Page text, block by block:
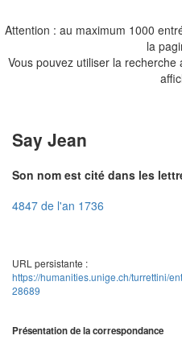
Attention : au maximum 1000
la
Vous pouvez utiliser la
Say Jean
Son nom est cité dans les
4847 de l'an 1736
URL persistante :
https://humanities.unige.ch/turrettini/
28689
Présentation de la correspondance